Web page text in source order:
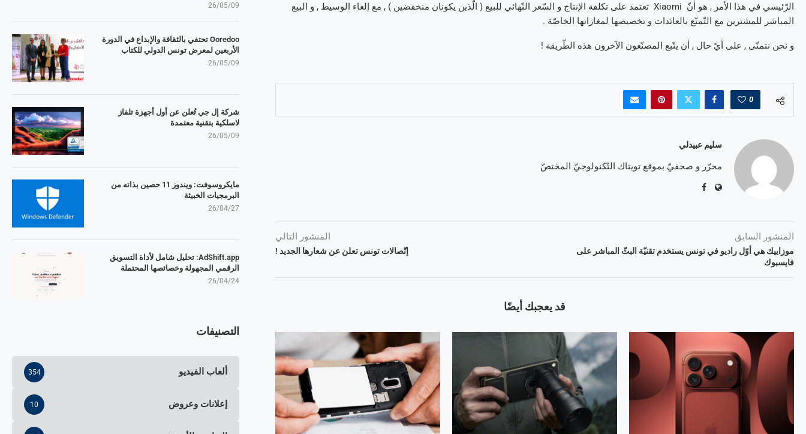
الرّئيسي في هذا الأمر , هو أنّ Xiaomi تعتمد على تكلفة الإنتاج و السّعر النّهائي للبيع ( الّذين يكونان منخفضين ) , مع إلغاء الوسيط , و البيع
المباشر للمشترين مع التّمتّع بالعائدات و تخصيصها لمغازاتها الخاصّة .
و نحن نتمنّى , على أيّ حال , أن يتّبع المصنّعون الآخرون هذه الطّريقة !
0
سليم عبيدلي
محرّر و صحفيّ بموقع تويتاك التّكنولوجيّ المختصّ
المنشور السابق
موزاييك هي أوّل راديو في تونس يستخدم تقنيّة البثّ المباشر على
فايسبوك
المنشور التالي
إتّصالات تونس تعلن عن شعارها الجديد !
قد يعجبك أيضًا
26/05/09
Ooredoo تحتفي بالثقافة والإبداع في الدورة
الأربعين لمعرض تونس الدولي للكتاب
26/05/09
شركة إل جي تُعلن عن أول أجهزة تلفاز
لاسلكية بتقنية معتمدة
26/05/09
مايكروسوفت: ويندوز 11 حصين بذاته من
البرمجيات الخبيثة
26/04/27
AdShift.app: تحليل شامل لأداة التسويق
الرقمي المجهولة وخصائصها المحتملة
26/04/24
التصنيفات
ألعاب الفيديو 354
إعلانات وعروض 10